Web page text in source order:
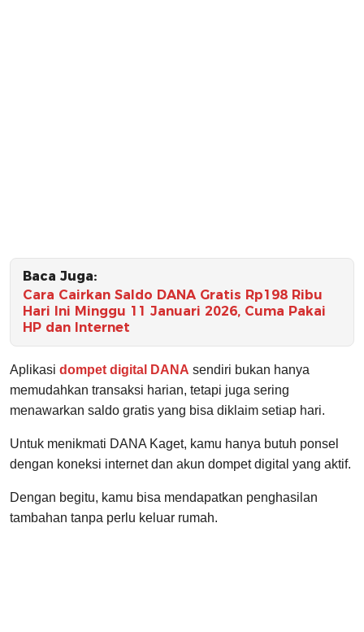
Baca Juga:
Cara Cairkan Saldo DANA Gratis Rp198 Ribu
Hari Ini Minggu 11 Januari 2026, Cuma Pakai
HP dan Internet
Aplikasi dompet digital DANA sendiri bukan hanya
memudahkan transaksi harian, tetapi juga sering
menawarkan saldo gratis yang bisa diklaim setiap hari.
Untuk menikmati DANA Kaget, kamu hanya butuh ponsel
dengan koneksi internet dan akun dompet digital yang aktif.
Dengan begitu, kamu bisa mendapatkan penghasilan
tambahan tanpa perlu keluar rumah.